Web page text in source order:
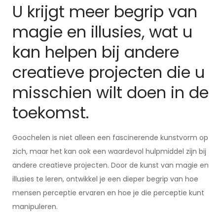
U krijgt meer begrip van
magie en illusies, wat u
kan helpen bij andere
creatieve projecten die u
misschien wilt doen in de
toekomst.
Goochelen is niet alleen een fascinerende kunstvorm op
zich, maar het kan ook een waardevol hulpmiddel zijn bij
andere creatieve projecten. Door de kunst van magie en
illusies te leren, ontwikkel je een dieper begrip van hoe
mensen perceptie ervaren en hoe je die perceptie kunt
manipuleren.